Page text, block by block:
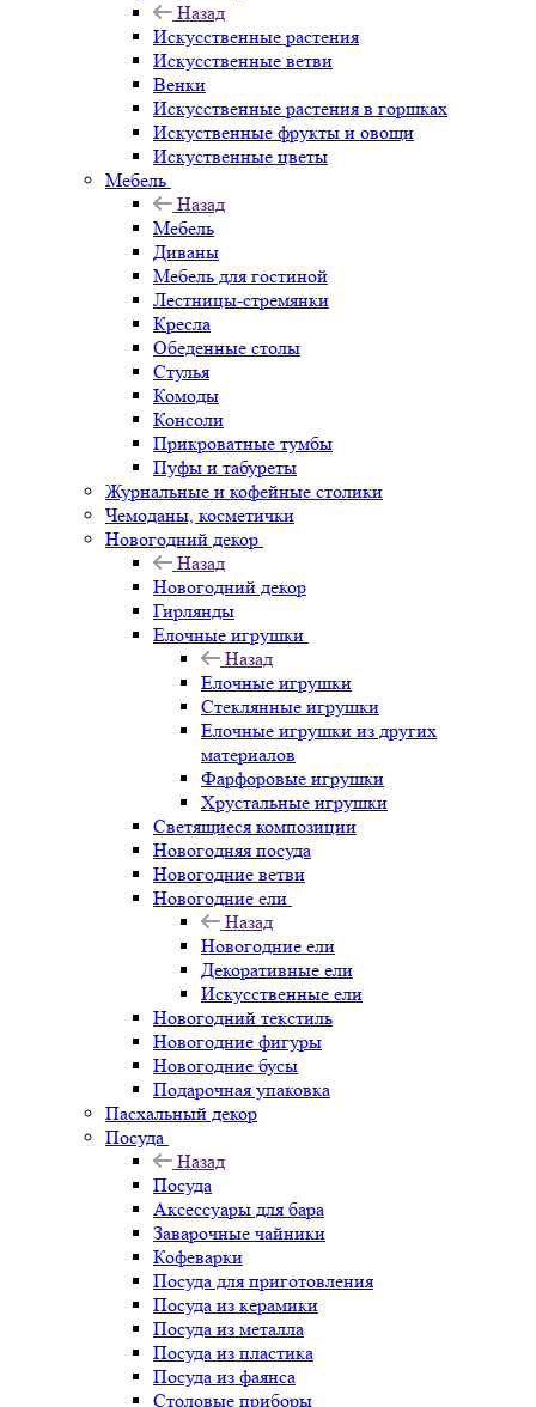
Назад
Искусственные растения
Искусственные ветви
Венки
Искусственные растения в горшках
Искуственные фрукты и овощи
Искуственные цветы
Мебель
Назад
Мебель
Диваны
Мебель для гостиной
Лестницы-стремянки
Кресла
Обеденные столы
Стулья
Комоды
Консоли
Прикроватные тумбы
Пуфы и табуреты
Журнальные и кофейные столики
Чемоданы, косметички
Новогодний декор
Назад
Новогодний декор
Гирлянды
Елочные игрушки
Назад
Елочные игрушки
Стеклянные игрушки
Елочные игрушки из других
материалов
Фарфоровые игрушки
Хрустальные игрушки
Светящиеся композиции
Новогодняя посуда
Новогодние ветви
Новогодние ели
Назад
Новогодние ели
Декоративные ели
Искусственные ели
Новогодний текстиль
Новогодние фигуры
Новогодние бусы
Подарочная упаковка
Пасхальный декор
Посуда
Назад
Посуда
Аксессуары для бара
Заварочные чайники
Кофеварки
Посуда для приготовления
Посуда из керамики
Посуда из металла
Посуда из пластика
Посуда из фаянса
Столовые приборы